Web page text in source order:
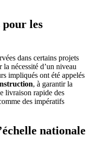
pour les
dans certains projets
nécessité d’un niveau
impliqués ont été appelés
, à garantir la
livraison rapide des
des impératifs
nationale